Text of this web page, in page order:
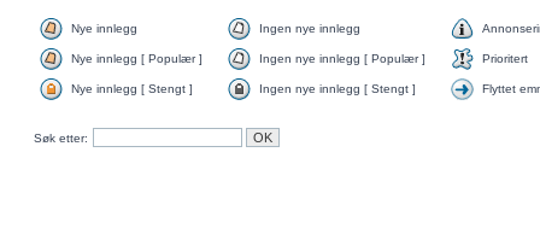
Nye innlegg Ingen nye innlegg
Nye innlegg [ Populær ] Ingen nye innlegg [ Populær ] Prioritert
Nye innlegg [ Stengt ] Ingen nye innlegg [ Stengt ] Flyttet
Søk etter: